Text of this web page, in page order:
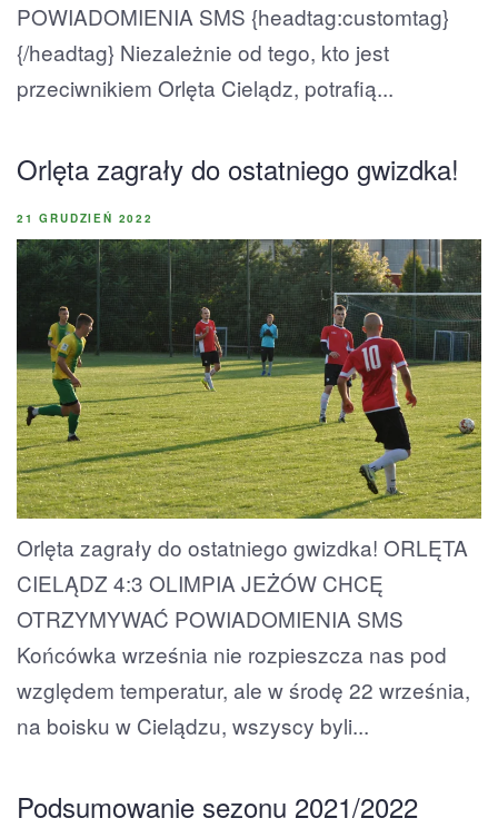
POWIADOMIENIA SMS {headtag:customtag}
{/headtag} Niezależnie od tego, kto jest
przeciwnikiem Orlęta Cielądz, potrafią...
Orlęta zagrały do ostatniego gwizdka!
21 GRUDZIEŃ 2022
Orlęta zagrały do ostatniego gwizdka! ORLĘTA
CIELĄDZ 4:3 OLIMPIA JEŻÓW CHCĘ
OTRZYMYWAĆ POWIADOMIENIA SMS
Końcówka września nie rozpieszcza nas pod
względem temperatur, ale w środę 22 września,
na boisku w Cielądzu, wszyscy byli...
Podsumowanie sezonu 2021/2022